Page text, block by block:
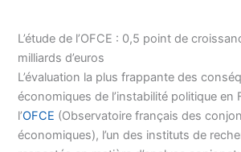
L’étude de l’OFCE : 0,5 point de
milliards d’euros
L’évaluation la plus frappante des
économiques de l’instabilité politique en
l’OFCE (Observatoire français des
économiques), l’un des instituts de